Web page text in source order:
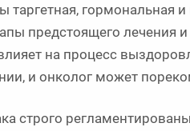
таргетная, гормональная
предстоящего лечения
на процесс
и онколог может
строго